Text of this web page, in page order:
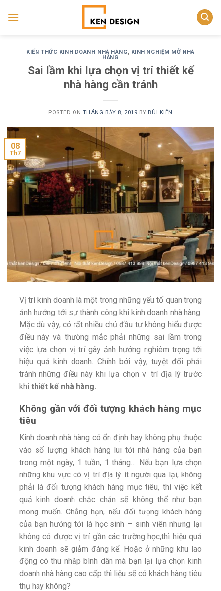
KIẾN THỨC KINH DOANH NHÀ HÀNG, KINH NGHIỆM MỞ NHÀ
HÀNG
Sai lầm khi lựa chọn vị trí thiết kế
nhà hàng cần tránh
POSTED ON THÁNG BẢY 8, 2019 BY BÙI KIÊN
08
Th7
Vị trí kinh doanh là một trong những yếu tố quan trọng
ảnh hưởng tới sự thành công khi kinh doanh nhà hàng.
Mặc dù vậy, có rất nhiều chủ đầu tư không hiểu được
điều này và thường mắc phải những sai lầm trong
việc lựa chọn vị trí gây ảnh hưởng nghiêm trọng tới
hiệu quả kinh doanh. Chính bởi vậy, tuyệt đối phải
tránh những điều này khi lựa chọn vị trí địa lý trước
khi thiết kế nhà hàng.
Không gần với đối tượng khách hàng mục
tiêu
Kinh doanh nhà hàng có ổn định hay không phụ thuộc
vào số lượng khách hàng lui tới nhà hàng của bạn
trong một ngày, 1 tuần, 1 tháng… Nếu bạn lựa chọn
những khu vực có vị trí địa lý ít người qua lại, không
phải là đối tượng khách hàng mục tiêu, thì việc kết
quả kinh doanh chắc chắn sẽ không thể như bạn
mong muốn. Chẳng hạn, nếu đối tượng khách hàng
của bạn hướng tới là học sinh – sinh viên nhưng lại
không có được vị trí gần các trường học,thì hiệu quả
kinh doanh sẽ giảm đáng kể. Hoặc ở những khu lao
động có thu nhập bình dân mà bạn lại lựa chọn kinh
doanh nhà hàng cao cấp thì liệu sẽ có khách hàng tiêu
thụ hay không?